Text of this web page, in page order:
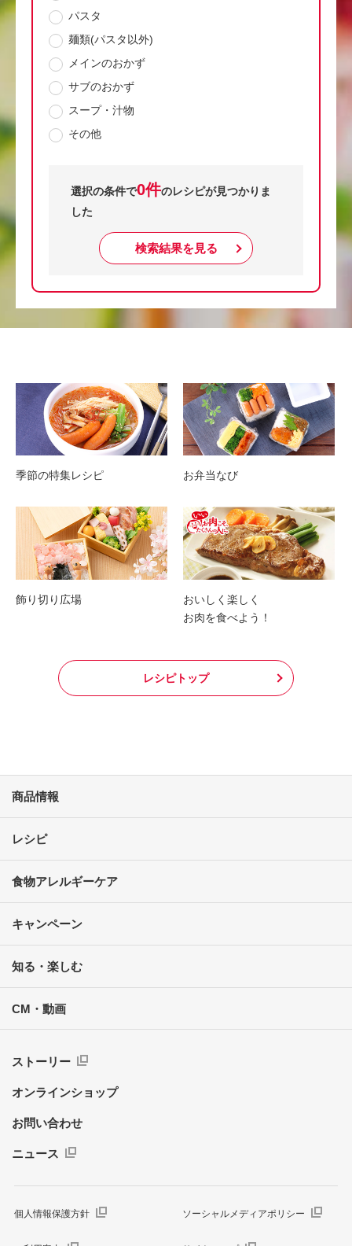
パスタ
麺類(パスタ以外)
メインのおかず
サブのおかず
スープ・汁物
その他
選択の条件で0件のレシピが見つかりま
した
検索結果を見る
季節の特集レシピ お弁当なび
飾り切り広場
おいしく楽しく
お肉を食べよう！
レシピトップ
商品情報
レシピ
食物アレルギーケア
キャンペーン
知る・楽しむ
CM・動画
ストーリー
オンラインショップ
お問い合わせ
ニュース
個人情報保護方針 ソーシャルメディアポリシー